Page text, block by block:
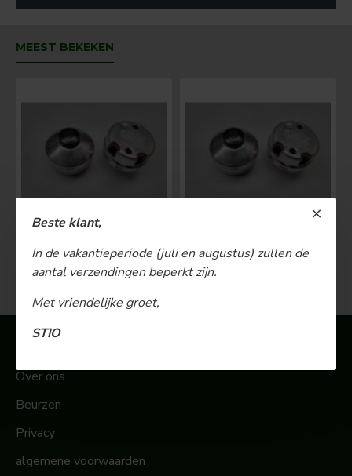
Beste klant,
In de vakantieperiode (juli en augustus) zullen de
aantal verzendingen beperkt zijn.
Met vriendelijke groet,
STIO
MEEST BEKEKEN
€ 48,00 € 26,00
Over ons
Beurzen
Privacy
algemene voorwaarden